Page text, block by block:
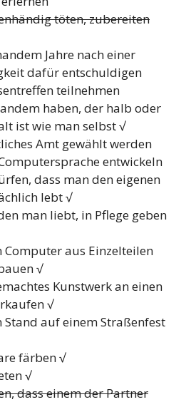
töten, zubereiten
Jahre nach einer
dafür entschuldigen
teilnehmen
haben, der halb oder
ist wie man selbst √
Amt gewählt werden
entwickeln
dass man den eigenen
lebt √
man liebt, in Pflege geben
Computer aus Einzelteilen
√
Kunstwerk an einen
√
Stand auf einem Straßenfest
färben √
√
dass einem der Partner